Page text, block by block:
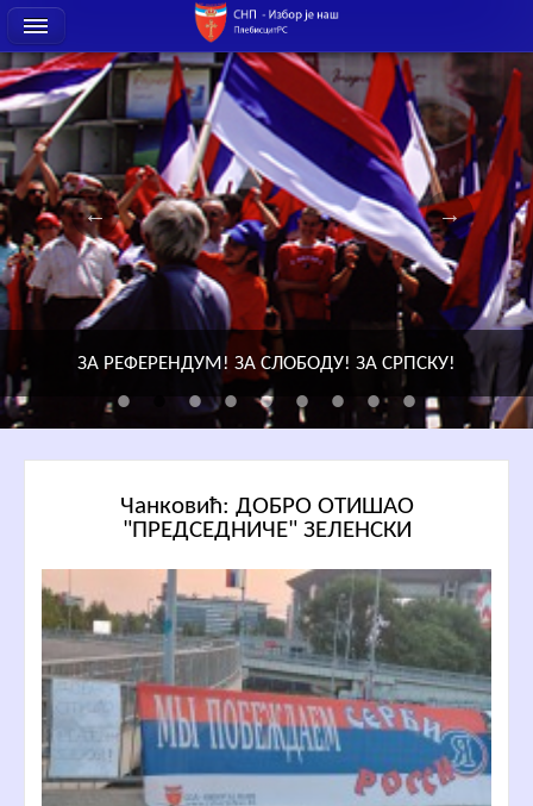
ЗА РЕФЕРЕНДУМ! ЗА СЛОБОДУ! ЗА СРПСКУ!
Чанковић: ДОБРО ОТИШАО
"ПРЕДСЕДНИЧЕ" ЗЕЛЕНСКИ